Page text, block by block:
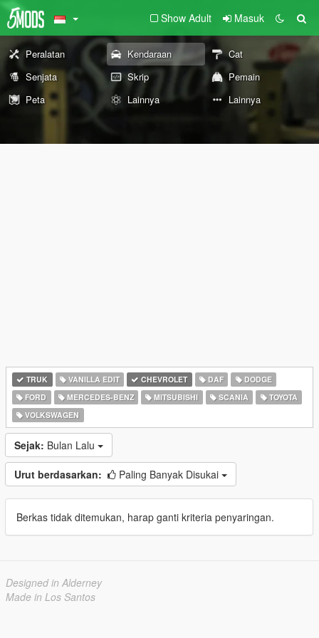
Show Adult Masuk
Peralatan Kendaraan
Cat
Senjata
Skrip
Pemain
Peta
Lainnya Lainnya
TRUK VANILLA EDIT CHEVROLET DAF
DODGE
FORD
MERCEDES-BENZ MITSUBISHI SCANIA
TOYOTA
VOLKSWAGEN
Sejak: Bulan Lalu
Urut berdasarkan: Paling Banyak Disukai
Berkas tidak ditemukan, harap ganti kriteria penyaringan.
Designed in Alderney
Made in Los Santos